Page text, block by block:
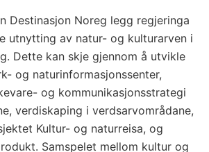
Destinasjon Noreg legg regjeringa
utnytting av natur- og kulturarven i
Dette kan skje gjennom å utvikle
og naturinformasjonssenter,
og kommunikasjonsstrategi
verdiskaping i verdsarvområdane,
Kultur- og naturreisa, og
Samspelet mellom kultur og